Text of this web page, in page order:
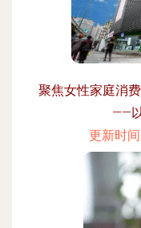
聚焦女性家庭消
——
更新时